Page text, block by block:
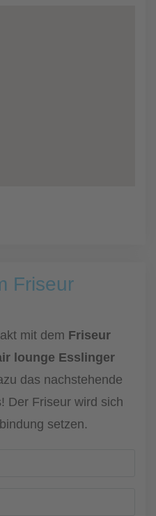
Friseur
mit dem Friseur
lounge Esslinger
das nachstehende
Der Friseur wird sich
setzen.